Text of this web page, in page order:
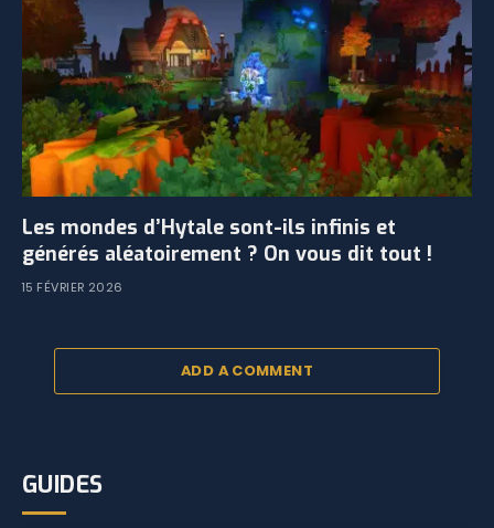
Les mondes d’Hytale sont-ils infinis et
générés aléatoirement ? On vous dit tout !
15 FÉVRIER 2026
ADD A COMMENT
GUIDES